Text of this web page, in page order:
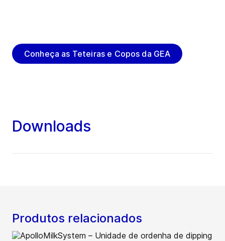
Conheça as Teteiras e Copos da GEA
Downloads
Produtos relacionados